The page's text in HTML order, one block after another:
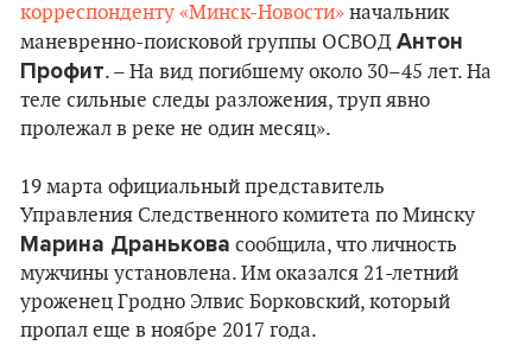
корреспонденту «Минск-Новости» начальник
маневренно-поисковой группы ОСВОД Антон
Профит. – На вид погибшему около 30–45 лет. На
теле сильные следы разложения, труп явно
пролежал в реке не один месяц».
19 марта официальный представитель
Управления Следственного комитета по Минску
Марина Дранькова сообщила, что личность
мужчины установлена. Им оказался 21-летний
уроженец Гродно Элвис Борковский, который
пропал еще в ноябре 2017 года.